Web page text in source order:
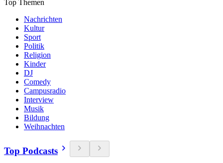
Top Themen
Nachrichten
Kultur
Sport
Politik
Religion
Kinder
DJ
Comedy
Campusradio
Interview
Musik
Bildung
Weihnachten
Top Podcasts